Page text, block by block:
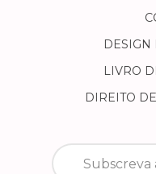
DESIGN
LIVRO
DIREITO